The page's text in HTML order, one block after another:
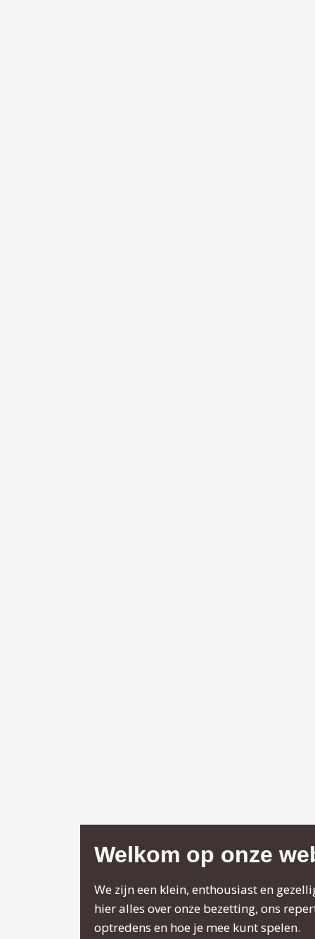
Welkom op onze
We zijn een klein, enthousiast en
hier alles over onze bezetting, ons
optredens en hoe je mee kunt spelen.